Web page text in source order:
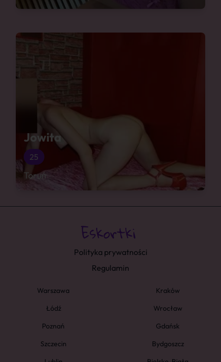
Jowita
25
Toruń
Polityka prywatności
Regulamin
Warszawa
Kraków
Łódź
Wrocław
Poznań
Gdańsk
Szczecin
Bydgoszcz